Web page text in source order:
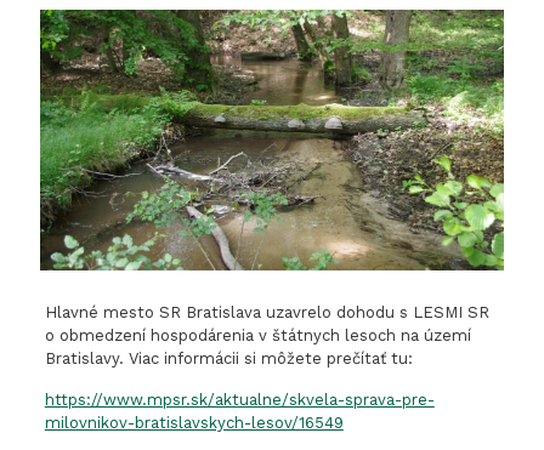
Hlavné mesto SR Bratislava uzavrelo dohodu s LESMI SR
o obmedzení hospodárenia v štátnych lesoch na území
Bratislavy. Viac informácii si môžete prečítať tu:
https://www.mpsr.sk/aktualne/skvela-sprava-pre-
milovnikov-bratislavskych-lesov/16549